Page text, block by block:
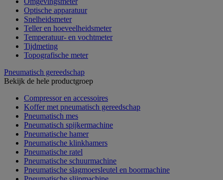
Optische apparatuur
Snelheidsmeter
Teller en hoeveelheidsmeter
Temperatuur- en vochtmeter
Tijdmeting
Topografische meter
Pneumatisch gereedschap
Bekijk de hele productgroep
Compressor en accessoires
Koffer met pneumatisch gereedschap
Pneumatisch mes
Pneumatisch spijkermachine
Pneumatische hamer
Pneumatische klinkhamers
Pneumatische ratel
Pneumatische schuurmachine
Pneumatische slagmoersleutel en boormachine